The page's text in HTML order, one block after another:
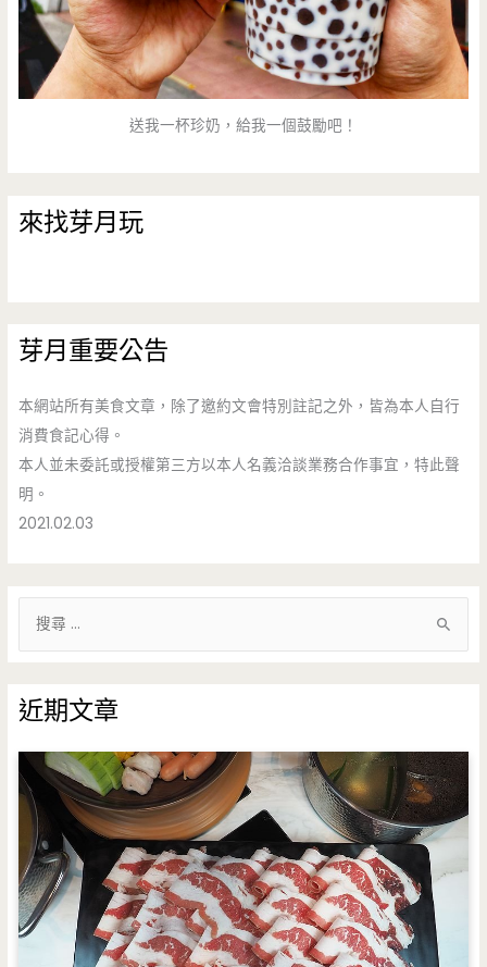
他
處)
送我一杯珍奶，給我一個鼓勵吧！
來找芽月玩
芽月重要公告
本網站所有美食文章，除了邀約文會特別註記之外，皆為本人自行
消費食記心得。
本人並未委託或授權第三方以本人名義洽談業務合作事宜，特此聲
明。
2021.02.03
鍵
字
:
近期文章